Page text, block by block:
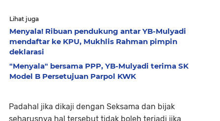
Lihat juga
Menyala! Ribuan pendukung antar YB-Mulyadi
mendaftar ke KPU, Mukhlis Rahman pimpin
deklarasi
"Menyala" bersama PPP, YB-Mulyadi terima SK
Model B Persetujuan Parpol KWK
Padahal jika dikaji dengan Seksama dan bijak
seharusnya hal tersebut tidak boleh terjadi jika